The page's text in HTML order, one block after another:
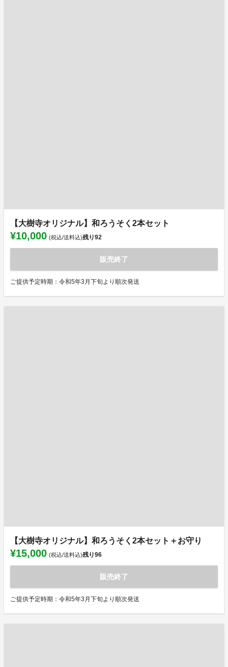
【大樹寺オリジナル】和ろうそく2本セット
¥10,000 (税込/送料込)残り92
販売終了
ご提供予定時期：令和5年3月下旬より順次発送
【大樹寺オリジナル】和ろうそく2本セット＋お守り
¥15,000 (税込/送料込)残り96
販売終了
ご提供予定時期：令和5年3月下旬より順次発送